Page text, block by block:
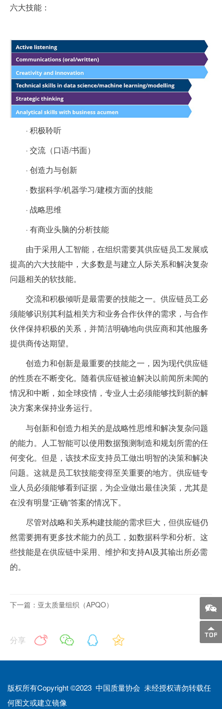
六大技能：
· 积极聆听
· 交流（口语/书面）
· 创造力与创新
· 数据科学/机器学习/建模方面的技能
· 战略思维
· 有商业头脑的分析技能
由于采用人工智能，在组织需要其供应链员工发展或
提高的六大技能中，大多数是与建立人际关系和解决复杂
问题相关的软技能。
交流和积极倾听是最需要的技能之一。供应链员工必
须能够识别其利益相关方和业务合作伙伴的需求，与合作
伙伴保持积极的关系，并简洁明确地向供应商和其他服务
提供商传达期望。
创造力和创新是最重要的技能之一，因为现代供应链
的性质在不断变化。随着供应链被迫解决以前闻所未闻的
情况和中断，如全球疫情，专业人士必须能够找到新的解
决方案来保持业务运行。
与创新和创造力相关的是战略性思维和解决复杂问题
的能力。人工智能可以使用数据预测制造和规划所需的任
何变化。但是，该技术应支持员工做出明智的决策和解决
问题。这就是员工软技能变得至关重要的地方。供应链专
业人员必须能够看到证据，为企业做出最佳决策，尤其是
在没有明显“正确”答案的情况下。
尽管对战略和关系构建技能的需求巨大，但供应链仍
然需要拥有更多技术能力的员工，如数据科学和分析。这
些技能是在供应链中采用、维护和支持AI及其输出所必需
的。
下一篇：亚太质量组织（APQO）
分享
版权所有Copyright ©2023 中国质量协会 未经授权请勿转载任
何图文或建立镜像